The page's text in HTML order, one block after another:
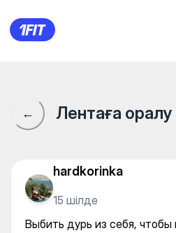
Женская
← Лентаға оралу
hardkorinka
15 шілде
Выбить дурь из себя,